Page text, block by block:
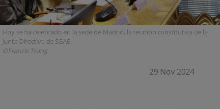
Hoy se ha celebrado en la sede de Madrid, la reunión constitutiva de la
Junta Directiva de SGAE.
©Francis Tsang
29 Nov 2024